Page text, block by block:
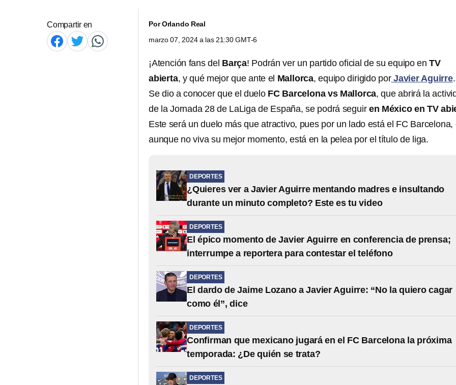
Compartir en PorOrlando Real
marzo 07, 2024 a las 21:30 GMT-6
¡Atención fans del Barça! Podrán ver un partido oficial de su equipo enTV
abierta, y qué mejor que ante el Mallorca, equipo dirigido porJavier Aguirre.
Se dio a conocer que el duelo FC Barcelona vs Mallorca, que abrirá la
de la Jornada 28 de LaLiga de España, se podrá seguir en México en TV
Este será un duelo más que atractivo, pues por un lado está el FC Barcelona,
aunque no viva su mejor momento, está en la pelea por el título de liga.
DEPORTES
¿Quieres ver a Javier Aguirre mentando madres e insultando
durante un minuto completo? Este es tu video
DEPORTES
El épico momento de Javier Aguirre en conferencia de prensa;
interrumpe a reportera para contestar el teléfono
DEPORTES
El dardo de Jaime Lozano a Javier Aguirre: “No la quiero cagar
como él”, dice
DEPORTES
Confirman que mexicano jugará en el FC Barcelona la próxima
temporada: ¿De quién se trata?
DEPORTES